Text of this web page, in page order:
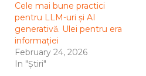
Cele mai bune practici
pentru LLM-uri și AI
generativă. Ulei pentru era
informației
February 24, 2026
In "Știri"